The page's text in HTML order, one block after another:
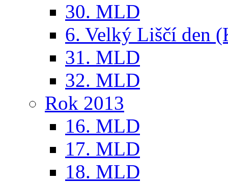
30. MLD
6. Velký Liščí den
31. MLD
32. MLD
Rok 2013
16. MLD
17. MLD
18. MLD